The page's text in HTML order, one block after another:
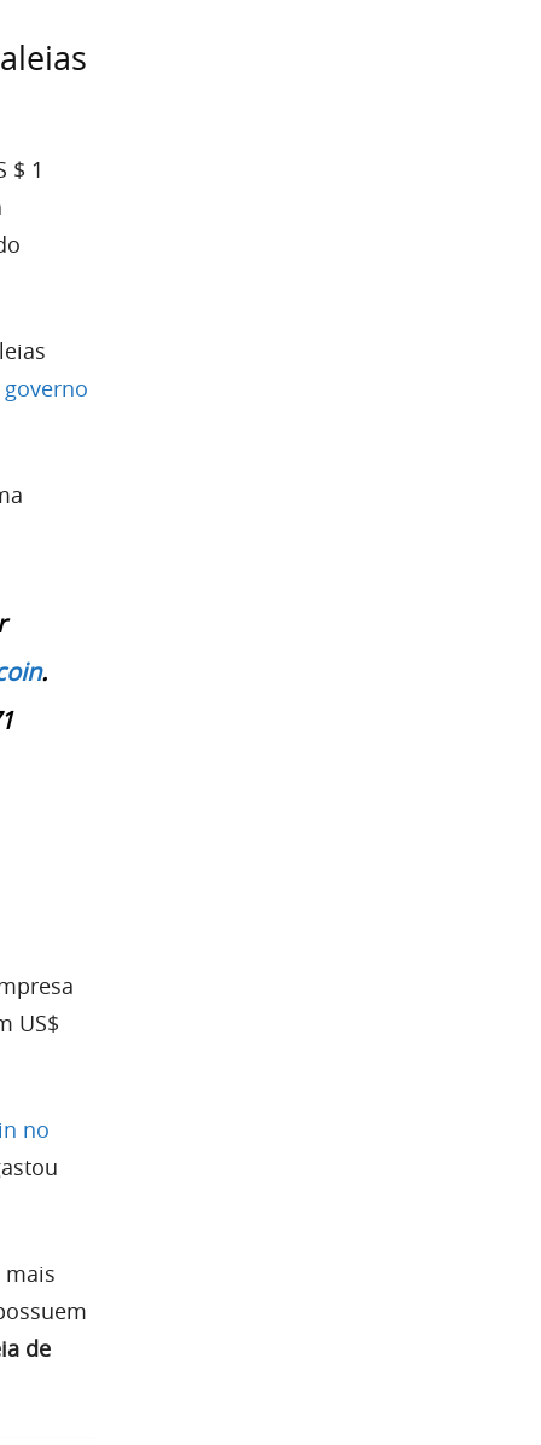
$ 1
.
US$
no
mais
de